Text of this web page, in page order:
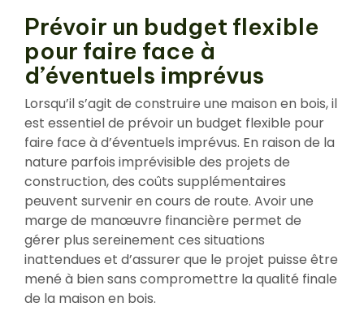
Prévoir un budget flexible
pour faire face à
d’éventuels imprévus
Lorsqu’il s’agit de construire une maison en bois, il
est essentiel de prévoir un budget flexible pour
faire face à d’éventuels imprévus. En raison de la
nature parfois imprévisible des projets de
construction, des coûts supplémentaires
peuvent survenir en cours de route. Avoir une
marge de manœuvre financière permet de
gérer plus sereinement ces situations
inattendues et d’assurer que le projet puisse être
mené à bien sans compromettre la qualité finale
de la maison en bois.